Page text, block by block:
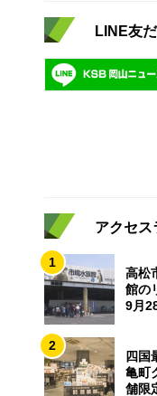
LINE友
アクセス
1
高松
館の
9月
2
四国
亀町
舗限